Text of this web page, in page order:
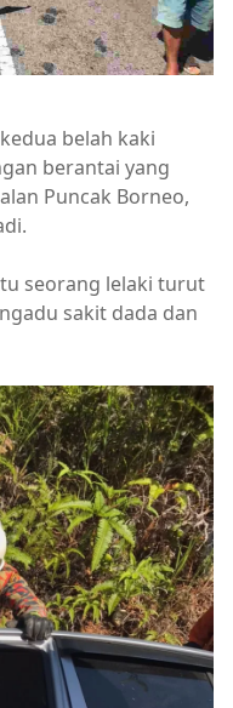
belah kaki
berantai yang
Puncak Borneo,
seorang lelaki turut
sakit dada dan